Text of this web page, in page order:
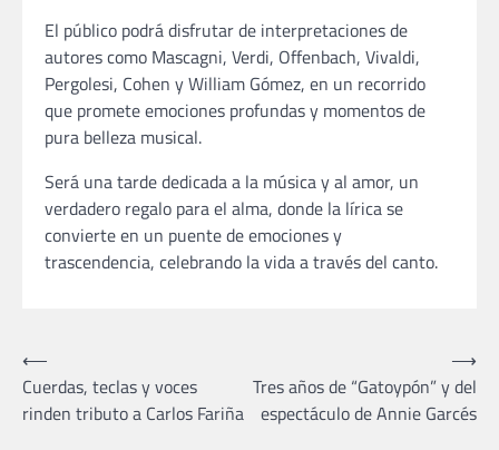
El público podrá disfrutar de interpretaciones de
autores como Mascagni, Verdi, Offenbach, Vivaldi,
Pergolesi, Cohen y William Gómez, en un recorrido
que promete emociones profundas y momentos de
pura belleza musical.
Será una tarde dedicada a la música y al amor, un
verdadero regalo para el alma, donde la lírica se
convierte en un puente de emociones y
trascendencia, celebrando la vida a través del canto.
Navegación
de
entradas
⟵
Cuerdas, teclas y voces
rinden tributo a Carlos Fariña
Tres años de “Gatoypón” y del
espectáculo de Annie Garcés
⟶